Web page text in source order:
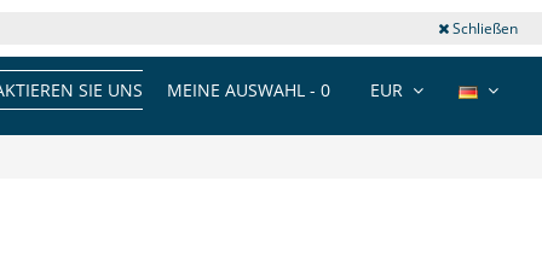
Schließen
EUR
MEINE AUSWAHL - 0
SIE UNS